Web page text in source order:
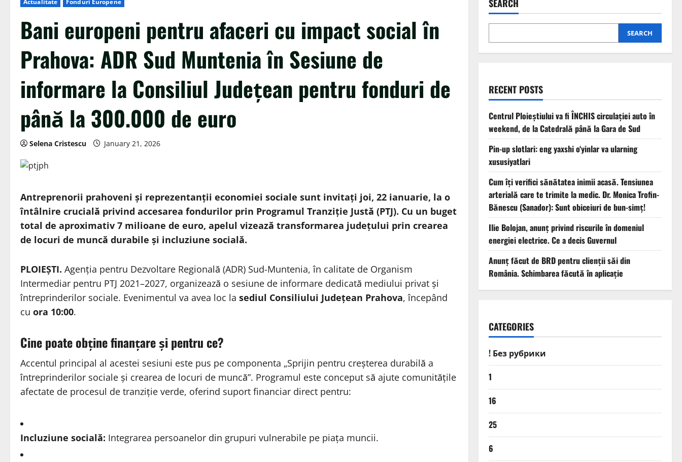
Actualitate Fonduri Europene
Bani europeni pentru afaceri cu impact social în
Prahova: ADR Sud Muntenia în Sesiune de
informare la Consiliul Județean pentru fonduri de
până la 300.000 de euro
Selena Cristescu January 21, 2026
Antreprenorii prahoveni și reprezentanții economiei sociale sunt invitați joi, 22 ianuarie, la o
întâlnire crucială privind accesarea fondurilor prin Programul Tranziție Justă (PTJ). Cu un buget
total de aproximativ 7 milioane de euro, apelul vizează transformarea județului prin crearea
de locuri de muncă durabile și incluziune socială.
PLOIEȘTI. Agenția pentru Dezvoltare Regională (ADR) Sud-Muntenia, în calitate de Organism
Intermediar pentru PTJ 2021–2027, organizează o sesiune de informare dedicată mediului privat și
întreprinderilor sociale. Evenimentul va avea loc la sediul Consiliului Județean Prahova, începând
cu ora 10:00.
Cine poate obține finanțare și pentru ce?
Accentul principal al acestei sesiuni este pus pe componenta „Sprijin pentru creșterea durabilă a
întreprinderilor sociale și crearea de locuri de muncă”. Programul este conceput să ajute comunitățile
afectate de procesul de tranziție verde, oferind suport financiar direct pentru:
Incluziune socială: Integrarea persoanelor din grupuri vulnerabile pe piața muncii.
SEARCH
SEARCH
RECENT POSTS
Centrul Ploieștiului va fi ÎNCHIS circulației auto în
weekend, de la Catedrală până la Gara de Sud
Pin-up slotlari: eng yaxshi o‘yinlar va ularning
xususiyatlari
Cum îți verifici sănătatea inimii acasă. Tensiunea
arterială care te trimite la medic. Dr. Monica Trofin-
Bănescu (Sanador): Sunt obiceiuri de bun-simț!
Ilie Bolojan, anunț privind riscurile în domeniul
energiei electrice. Ce a decis Guvernul
Anunț făcut de BRD pentru clienții săi din
România. Schimbarea făcută în aplicație
CATEGORIES
! Без рубрики
1
16
25
6